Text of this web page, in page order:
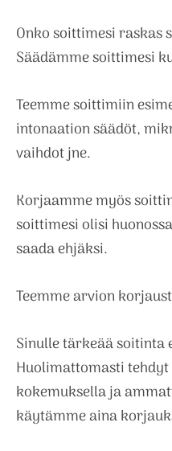
Onko soittimesi raskas
Säädämme soittimesi
Teemme soittimiin
intonaation säädöt,
vaihdot jne.
Korjaamme myös
soittimesi olisi
saada ehjäksi.
Teemme arvion
Sinulle tärkeää soitinta
Huolimattomasti
kokemuksella ja
käytämme aina